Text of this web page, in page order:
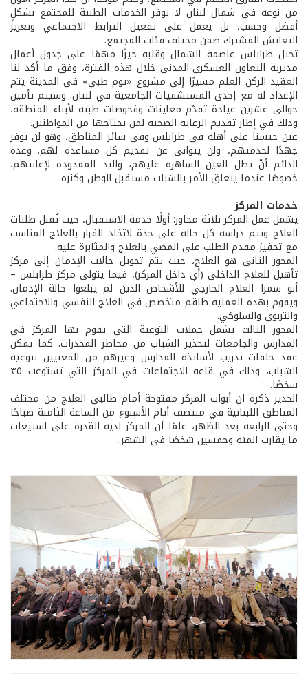
من نوعه في شمال لبنان لا يوفر الخدمات الطبية للمجتمع بشكلٍ
أفضل وحسب، بل يعمل على تفعيل الترابط الاجتماعي وتعزيز
التعايش المشترك ضمن مختلف فئات المجتمع.
تحتل طرابلس عاصمة الشمال وقلبه حيزًا مهمًا على جدول أعمال
مديرية التعاون العسكري-المدني خلال هذه الفترة، وفق ما أكد لنا
العقيد الركن العلم مشيرًا إلى مشروع «يوم طبي» في المدينة يتم
الإعداد له مع إحدى المستشفيات الجامعية في لبنان. وسيتم تأمين
حوالى عشرين عيادة تقدّم معاينات وفحوصات طبية لأبناء المنطقة،
وذلك في إطار تقديم الرعاية الصحية لمن يحتاجها من المواطنين.
عين جيشنا على أهله في طرابلس وفي سائر المناطق، وهو لن يوفر
جهدًا لخدمتهم، ولن يتوانى عن تقديم كل مساعدة لهم. وعده
الدائم أنّ يظل العين الساهرة عليهم، واليد الممدودة لإعانتهم،
خصوصًا عندما يتعلق الأمر بالشباب مستقبل الوطن وكنزه.
خدمات المركز
يشمل عمل المركز ثلاثة محاور: أولًا خدمة الاستقبال، حيث تُقبل طلبات
العلاج وتتم دراسة كل حالة على حدة لاتخاذ القرار بالعلاج المناسب
مع تحفيز مقدم الطلب على المضي بالعلاج والمثابرة عليه.
المحور الثاني هو العلاج، حيث يتم تحويل حالات الإدمان إلى مركز
تأهيل للعلاج الداخلي (أي داخل المركز)، فيما يتولى مركز طرابلس –
أبو سمرا العلاج الخارجي للأشخاص الذين لم يبلغوا حالة الإدمان.
ويقوم بهذه العملية طاقم متخصص في العلاج النفسي والاجتماعي
والتربوي والسلوكي.
المحور الثالث يشمل حملات التوعية التي يقوم بها المركز في
المدارس والجامعات لتحذير الشباب من مخاطر المخدرات. كما يمكن
عقد حلقات تدريب لأساتذة المدارس وغيرهم من المعنيين بتوعية
الشباب، وذلك في قاعة الاجتماعات في المركز التي تستوعب ٣٥
شخصًا.
الجدير ذكره ان أبواب المركز مفتوحة أمام طالبي العلاج من مختلف
المناطق اللبنانية في منتصف أيام الأسبوع من الساعة الثامنة صباحًا
وحتى الرابعة بعد الظهر، علمًا أن المركز لديه القدرة على استيعاب
ما يقارب المئة وخمسين شخصًا في الشهر..